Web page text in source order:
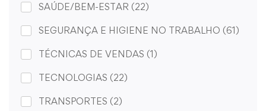
SAÚDE/BEM-ESTAR (22)
SEGURANÇA E HIGIENE NO TRABALHO (61)
TÉCNICAS DE VENDAS (1)
TECNOLOGIAS (22)
TRANSPORTES (2)